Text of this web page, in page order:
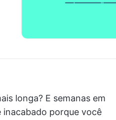
longa? E semanas em
inacabado porque você